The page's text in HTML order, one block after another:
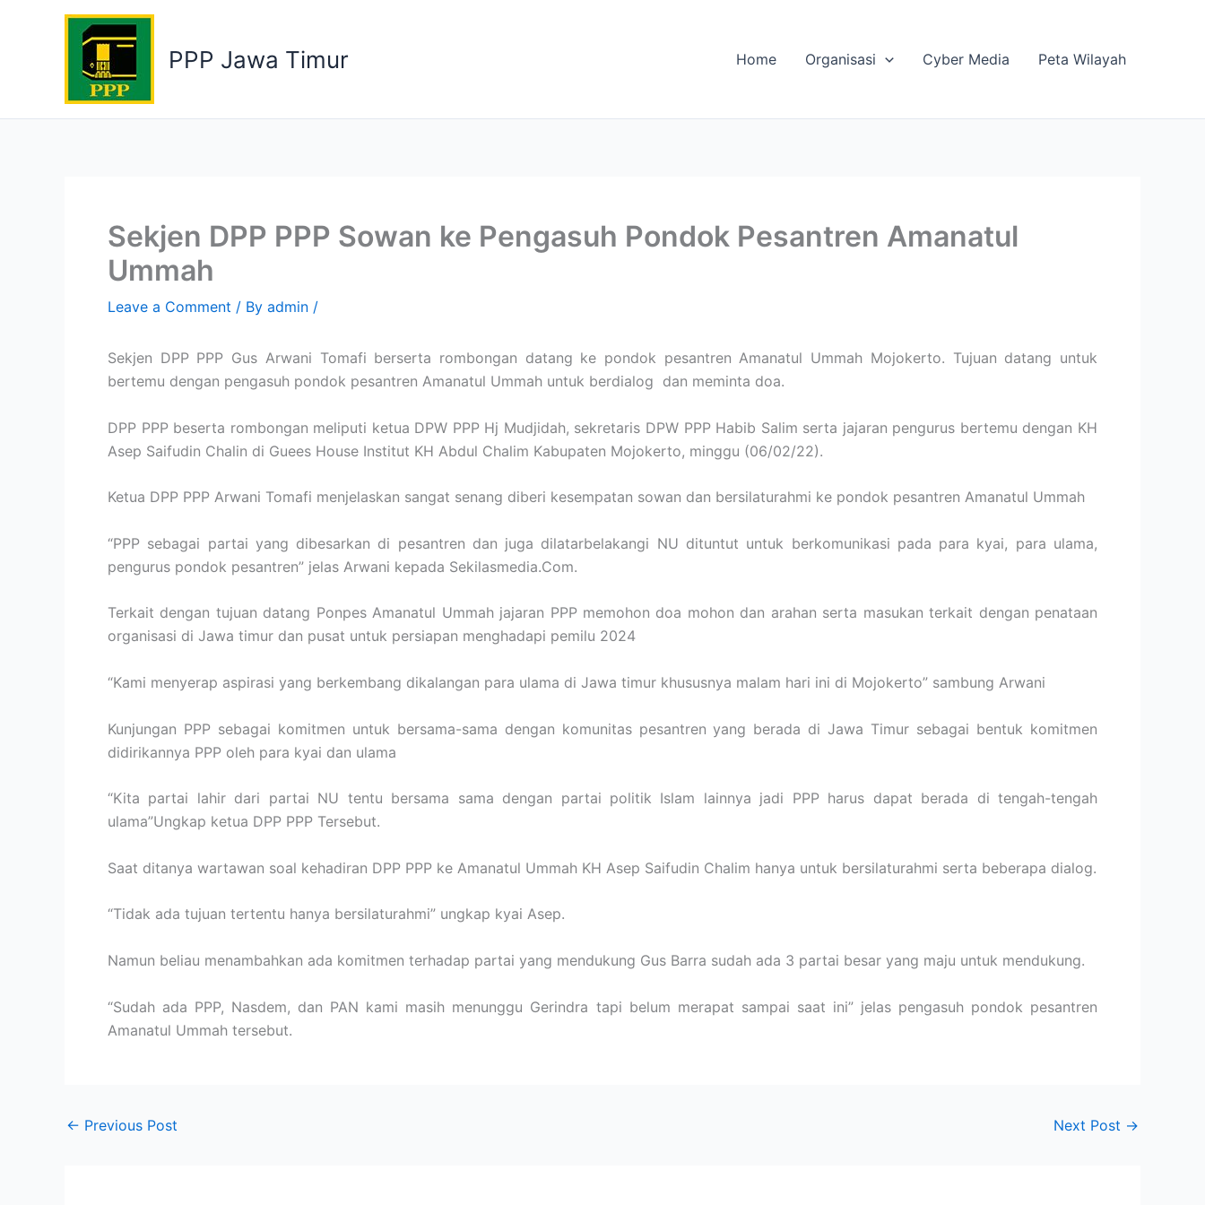
PPP Jawa Timur Home Organisasi Cyber Media Peta Wilayah
Sekjen DPP PPP Sowan ke Pengasuh Pondok Pesantren Amanatul
Ummah
Leave a Comment / By admin /
Sekjen DPP PPP Gus Arwani Tomafi berserta rombongan datang ke pondok pesantren Amanatul Ummah Mojokerto. Tujuan datang untuk
bertemu dengan pengasuh pondok pesantren Amanatul Ummah untuk berdialog dan meminta doa.
DPP PPP beserta rombongan meliputi ketua DPW PPP Hj Mudjidah, sekretaris DPW PPP Habib Salim serta jajaran pengurus bertemu dengan KH
Asep Saifudin Chalin di Guees House Institut KH Abdul Chalim Kabupaten Mojokerto, minggu (06/02/22).
Ketua DPP PPP Arwani Tomafi menjelaskan sangat senang diberi kesempatan sowan dan bersilaturahmi ke pondok pesantren Amanatul Ummah
“PPP sebagai partai yang dibesarkan di pesantren dan juga dilatarbelakangi NU dituntut untuk berkomunikasi pada para kyai, para ulama,
pengurus pondok pesantren” jelas Arwani kepada Sekilasmedia.Com.
Terkait dengan tujuan datang Ponpes Amanatul Ummah jajaran PPP memohon doa mohon dan arahan serta masukan terkait dengan penataan
organisasi di Jawa timur dan pusat untuk persiapan menghadapi pemilu 2024
“Kami menyerap aspirasi yang berkembang dikalangan para ulama di Jawa timur khususnya malam hari ini di Mojokerto” sambung Arwani
Kunjungan PPP sebagai komitmen untuk bersama-sama dengan komunitas pesantren yang berada di Jawa Timur sebagai bentuk komitmen
didirikannya PPP oleh para kyai dan ulama
“Kita partai lahir dari partai NU tentu bersama sama dengan partai politik Islam lainnya jadi PPP harus dapat berada di tengah-tengah
ulama”Ungkap ketua DPP PPP Tersebut.
Saat ditanya wartawan soal kehadiran DPP PPP ke Amanatul Ummah KH Asep Saifudin Chalim hanya untuk bersilaturahmi serta beberapa dialog.
“Tidak ada tujuan tertentu hanya bersilaturahmi” ungkap kyai Asep.
Namun beliau menambahkan ada komitmen terhadap partai yang mendukung Gus Barra sudah ada 3 partai besar yang maju untuk mendukung.
“Sudah ada PPP, Nasdem, dan PAN kami masih menunggu Gerindra tapi belum merapat sampai saat ini” jelas pengasuh pondok pesantren
Amanatul Ummah tersebut.
← Previous Post Next Post →